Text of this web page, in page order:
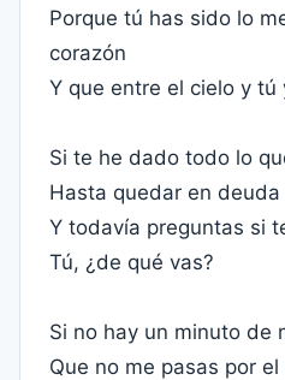
Porque tú has sido lo
corazón
Y que entre el cielo y
Si te he dado todo lo
Hasta quedar en
Y todavía preguntas si
Tú, ¿de qué vas?
Si no hay un minuto de
Que no me pasas por